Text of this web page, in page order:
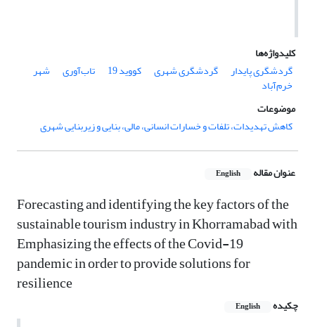
کلیدواژه‌ها
گردشگری پایدار
گردشگری شهری کووید 19 تاب‌آوری شهر
خرم‌آباد
موضوعات
کاهش تهدیدات، تلفات و خسارات انسانی، مالی، بنایی و زیربنایی شهری
عنوان مقاله English
Forecasting and identifying the key factors of the
sustainable tourism industry in Khorramabad with
Emphasizing the effects of the Covid-19
pandemic in order to provide solutions for
resilience
چکیده English